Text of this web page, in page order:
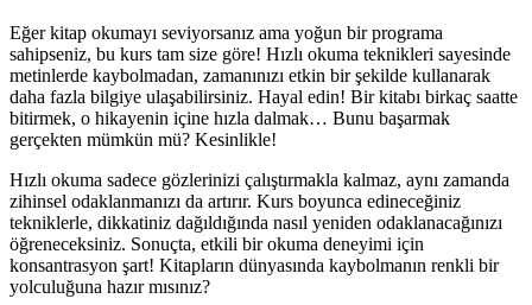
Eğer kitap okumayı seviyorsanız ama yoğun bir programa
sahipseniz, bu kurs tam size göre! Hızlı okuma teknikleri sayesinde
metinlerde kaybolmadan, zamanınızı etkin bir şekilde kullanarak
daha fazla bilgiye ulaşabilirsiniz. Hayal edin! Bir kitabı birkaç saatte
bitirmek, o hikayenin içine hızla dalmak… Bunu başarmak
gerçekten mümkün mü? Kesinlikle!
Hızlı okuma sadece gözlerinizi çalıştırmakla kalmaz, aynı zamanda
zihinsel odaklanmanızı da artırır. Kurs boyunca edineceğiniz
tekniklerle, dikkatiniz dağıldığında nasıl yeniden odaklanacağınızı
öğreneceksiniz. Sonuçta, etkili bir okuma deneyimi için
konsantrasyon şart! Kitapların dünyasında kaybolmanın renkli bir
yolculuğuna hazır mısınız?